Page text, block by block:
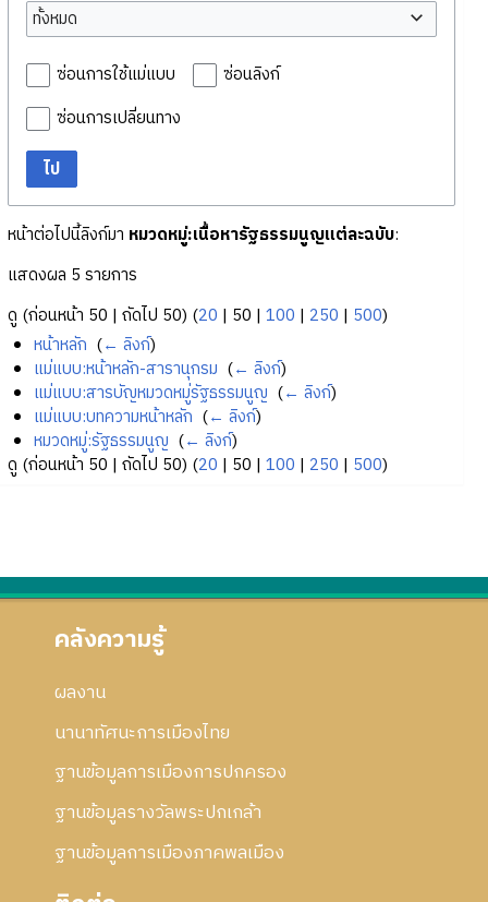
ทั้งหมด
ซ่อนการใช้แม่แบบ
ซ่อนลิงก์
ซ่อนการเปลี่ยนทาง
ไป
หน้าต่อไปนี้ลิงก์มา หมวดหมู่:เนื้อหารัฐธรรมนูญแต่ละฉบับ:
แสดงผล 5 รายการ
ดู (ก่อนหน้า 50 | ถัดไป 50) (20 | 50 | 100 | 250 | 500)
หน้าหลัก (← ลิงก์)
แม่แบบ:หน้าหลัก-สารานุกรม (← ลิงก์)
แม่แบบ:สารบัญหมวดหมู่รัฐธรรมนูญ (← ลิงก์)
แม่แบบ:บทความหน้าหลัก (← ลิงก์)
หมวดหมู่:รัฐธรรมนูญ (← ลิงก์)
ดู (ก่อนหน้า 50 | ถัดไป 50) (20 | 50 | 100 | 250 | 500)
คลังความรู้
ผลงาน
นานาทัศนะการเมืองไทย
ฐานข้อมูลการเมืองการปกครอง
ฐานข้อมูลรางวัลพระปกเกล้า
ฐานข้อมูลการเมืองภาคพลเมือง